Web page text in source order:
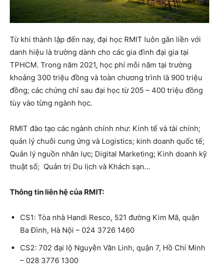
Từ khi thành lập đến nay, đại học RMIT luôn gắn liền với
danh hiệu là trường dành cho các gia đình đại gia tại
TPHCM. Trong năm 2021, học phí mỗi năm tại trường
khoảng 300 triệu đồng và toàn chương trình là 900 triệu
đồng; các chứng chỉ sau đại học từ 205 – 400 triệu đồng
tùy vào từng ngành học.
RMIT đào tạo các ngành chính như: Kinh tế và tài chính;
quản lý chuỗi cung ứng và Logistics; kinh doanh quốc tế;
Quản lý nguồn nhân lực; Digital Marketing; Kinh doanh kỹ
thuật số; Quản trị Du lịch và Khách sạn…
Thông tin liên hệ của RMIT:
CS1: Tòa nhà Handi Resco, 521 đường Kim Mã, quận
Ba Đình, Hà Nội – 024 3726 1460
CS2: 702 đại lộ Nguyễn Văn Linh, quận 7, Hồ Chí Minh
– 028 3776 1300